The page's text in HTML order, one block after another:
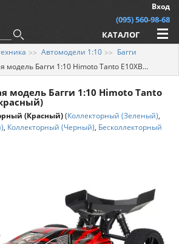
Вход
(095) 560-98-68
КАТАЛОГ
Автомодели 1:10
Багги
Багги 1:10 Himoto Tanto E10XBL Brushless (красный)
модель Багги 1:10 Himoto Tanto
(Красный)(Коллекторный (Зеленый),
, Коллекторный (Черный), Бесколлекторный